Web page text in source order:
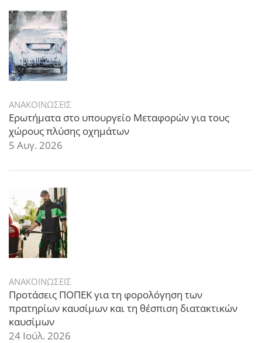
ΑΝΑΚΟΙΝΩΣΕΙΣ
Ερωτήματα στο υπουργείο Μεταφορών για τους
χώρους πλύσης οχημάτων
5 Αυγ. 2026
ΑΝΑΚΟΙΝΩΣΕΙΣ
Προτάσεις ΠΟΠΕΚ για τη φορολόγηση των
πρατηρίων καυσίμων και τη θέσπιση διατακτικών
καυσίμων
24 Ιούλ. 2026